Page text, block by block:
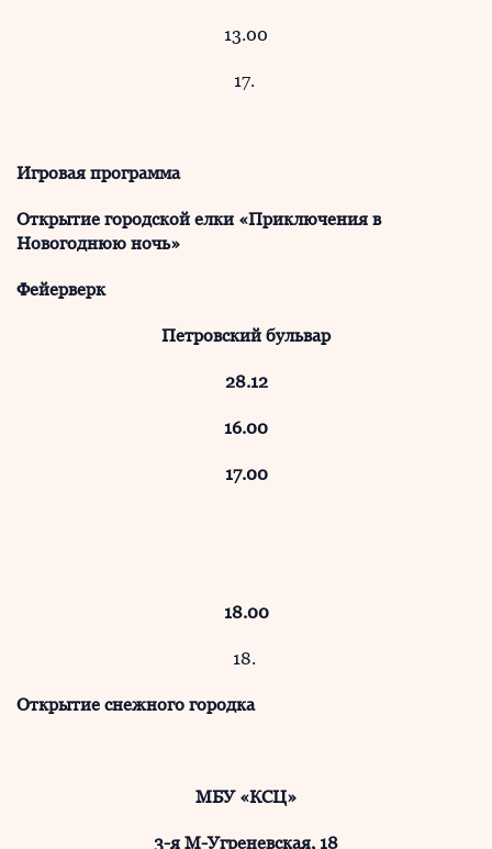
13.00
17.
Игровая программа
Открытие городской елки «Приключения в
Новогоднюю ночь»
Фейерверк
Петровский бульвар
28.12
16.00
17.00
18.00
18.
Открытие снежного городка
МБУ «КСЦ»
3-я М-Угреневская, 18